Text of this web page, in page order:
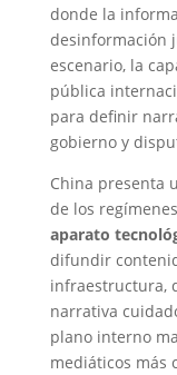
donde la
desinformación
escenario, la
pública
para definir
gobierno y
China presenta
de los
aparato
difundir
infraestructura,
narrativa
plano interno
mediáticos más